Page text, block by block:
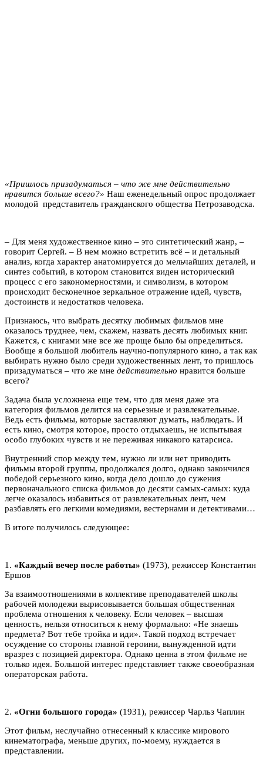
«Пришлось призадуматься – что же мне действительно
нравится больше всего?» Наш еженедельный опрос продолжает
молодой представитель гражданского общества Петрозаводска.
– Для меня художественное кино – это синтетический жанр, –
говорит Сергей. – В нем можно встретить всё – и детальный
анализ, когда характер анатомируется до мельчайших деталей, и
синтез событий, в котором становится виден исторический
процесс с его закономерностями, и символизм, в котором
происходит бесконечное зеркальное отражение идей, чувств,
достоинств и недостатков человека.
Признаюсь, что выбрать десятку любимых фильмов мне
оказалось труднее, чем, скажем, назвать десять любимых книг.
Кажется, с книгами мне все же проще было бы определиться.
Вообще я большой любитель научно-популярного кино, а так как
выбирать нужно было среди художественных лент, то пришлось
призадуматься – что же мне действительно нравится больше
всего?
Задача была усложнена еще тем, что для меня даже эта
категория фильмов делится на серьезные и развлекательные.
Ведь есть фильмы, которые заставляют думать, наблюдать. И
есть кино, смотря которое, просто отдыхаешь, не испытывая
особо глубоких чувств и не переживая никакого катарсиса.
Внутренний спор между тем, нужно ли или нет приводить
фильмы второй группы, продолжался долго, однако закончился
победой серьезного кино, когда дело дошло до сужения
первоначального списка фильмов до десяти самых-самых: куда
легче оказалось избавиться от развлекательных лент, чем
разбавлять его легкими комедиями, вестернами и детективами…
В итоге получилось следующее:
1. «Каждый вечер после работы» (1973), режиссер Константин
Ершов
За взаимоотношениями в коллективе преподавателей школы
рабочей молодежи вырисовывается большая общественная
проблема отношения к человеку. Если человек – высшая
ценность, нельзя относиться к нему формально: «Не знаешь
предмета? Вот тебе тройка и иди». Такой подход встречает
осуждение со стороны главной героини, вынужденной идти
вразрез с позицией директора. Однако ценна в этом фильме не
только идея. Большой интерес представляет также своеобразная
операторская работа.
2. «Огни большого города» (1931), режиссер Чарльз Чаплин
Этот фильм, неслучайно отнесенный к классике мирового
кинематографа, меньше других, по-моему, нуждается в
представлении.